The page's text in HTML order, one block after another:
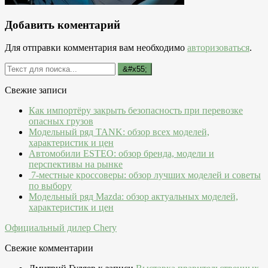
Добавить коментарий
Для отправки комментария вам необходимо авторизоваться.
Свежие записи
Как импортёру закрыть безопасность при перевозке
опасных грузов
Модельный ряд TANK: обзор всех моделей,
характеристик и цен
Автомобили ESTEO: обзор бренда, модели и
перспективы на рынке
7-местные кроссоверы: обзор лучших моделей и советы
по выбору
Модельный ряд Mazda: обзор актуальных моделей,
характеристик и цен
Официальный дилер Chery
Свежие комментарии